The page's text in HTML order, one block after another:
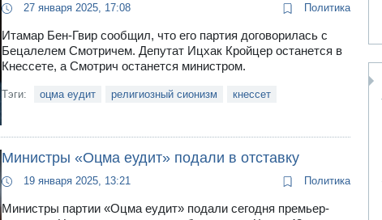
27 января 2025, 17:08 Политика
Итамар Бен-Гвир сообщил, что его партия договорилась с
Бецалелем Смотричем. Депутат Ицхак Кройцер останется в
Кнессете, а Смотрич останется министром.
Тэги: оцма еудит религиозный сионизм кнессет
Министры «Оцма еудит» подали в отставку
19 января 2025, 13:21 Политика
Министры партии «Оцма еудит» подали сегодня премьер-